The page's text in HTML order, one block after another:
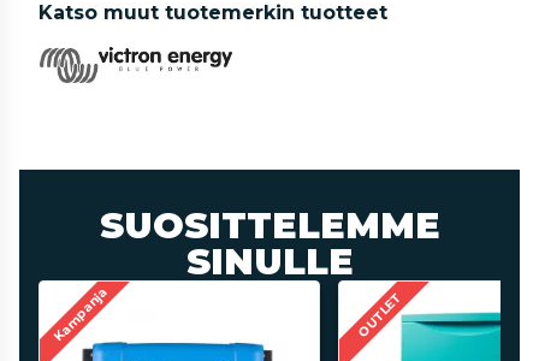
Katso muut tuotemerkin tuotteet
SUOSITTELEMME
SINULLE
Kampanja OUTLET